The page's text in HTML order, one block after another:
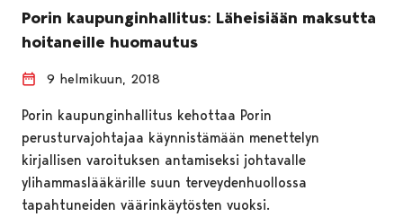
Porin kaupunginhallitus: Läheisiään maksutta
hoitaneille huomautus
9 helmikuun, 2018
Porin kaupunginhallitus kehottaa Porin
perusturvajohtajaa käynnistämään menettelyn
kirjallisen varoituksen antamiseksi johtavalle
ylihammaslääkärille suun terveydenhuollossa
tapahtuneiden väärinkäytösten vuoksi.